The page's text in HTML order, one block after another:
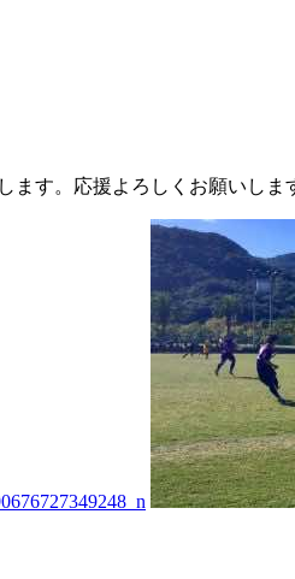
ます。応援よろしくお願いしま